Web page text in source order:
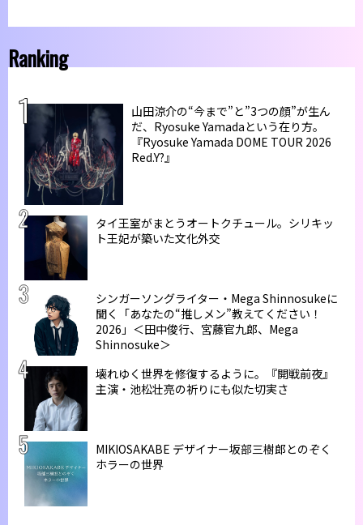
Ranking
山田涼介の“今まで”と”3つの顔”が生ん
だ、Ryosuke Yamadaという在り方。
『Ryosuke Yamada DOME TOUR 2026
Red.Y?』
タイ王室がまとうオートクチュール。シリキッ
ト王妃が築いた文化外交
シンガーソングライター・Mega Shinnosukeに
聞く「あなたの“推しメン”教えてください！
2026」＜田中俊行、宮藤官九郎、Mega
Shinnosuke＞
壊れゆく世界を修復するように。『開戦前夜』
主演・池松壮亮の祈りにも似た切実さ
MIKIOSAKABE デザイナー坂部三樹郎とのぞく
ホラーの世界